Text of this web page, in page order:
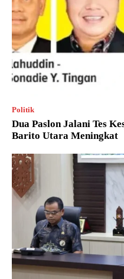
Politik
Dua Paslon Jalani Tes
Barito Utara Meningkat